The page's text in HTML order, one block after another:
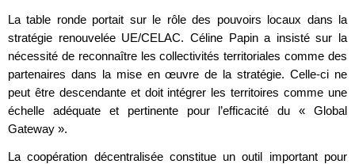
La table ronde portait sur le rôle des pouvoirs locaux dans la
stratégie renouvelée UE/CELAC. Céline Papin a insisté sur la
nécessité de reconnaître les collectivités territoriales comme des
partenaires dans la mise en œuvre de la stratégie. Celle-ci ne
peut être descendante et doit intégrer les territoires comme une
échelle adéquate et pertinente pour l’efficacité du « Global
Gateway ».
La coopération décentralisée constitue un outil important pour